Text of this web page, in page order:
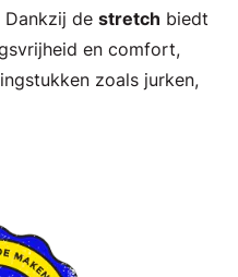
Dankzij de stretch biedt
en comfort,
zoals jurken,